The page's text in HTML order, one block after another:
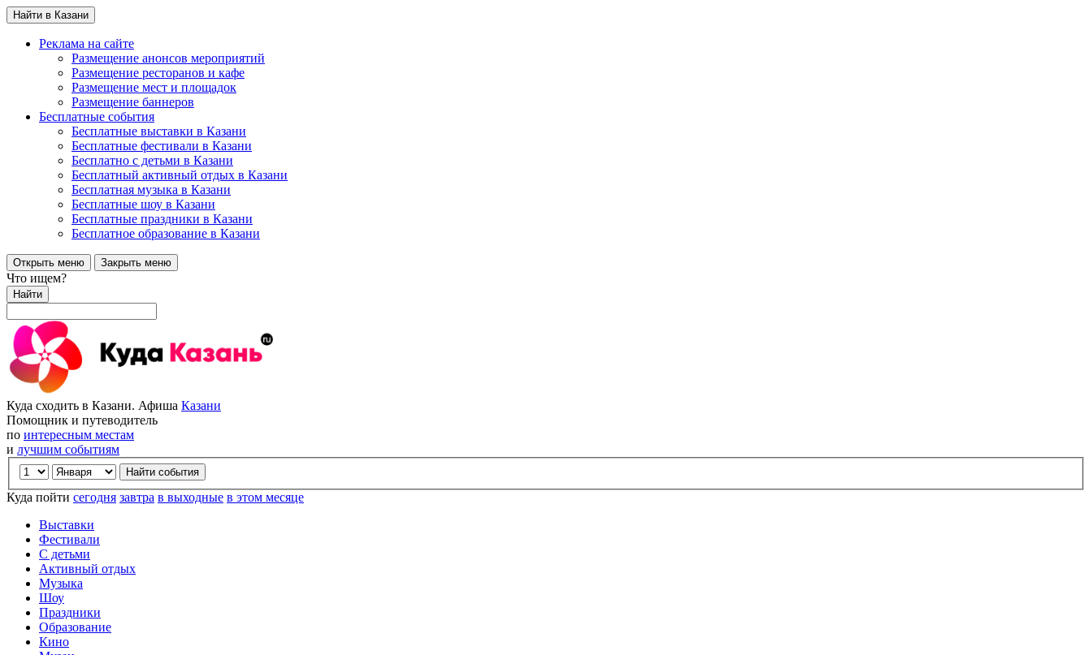
Найти в Казани
Реклама на сайте
Размещение анонсов мероприятий
Размещение ресторанов и кафе
Размещение мест и площадок
Размещение баннеров
Бесплатные события
Бесплатные выставки в Казани
Бесплатные фестивали в Казани
Бесплатно с детьми в Казани
Бесплатный активный отдых в Казани
Бесплатная музыка в Казани
Бесплатные шоу в Казани
Бесплатные праздники в Казани
Бесплатное образование в Казани
Открыть меню Закрыть меню
Что ищем?
Найти
Куда сходить в Казани. Афиша Казани
Помощник и путеводитель
по интересным местам
и лучшим событиям
Куда пойти сегодня завтра в выходные в этом месяце
Выставки
Фестивали
С детьми
Активный отдых
Музыка
Шоу
Праздники
Образование
Кино